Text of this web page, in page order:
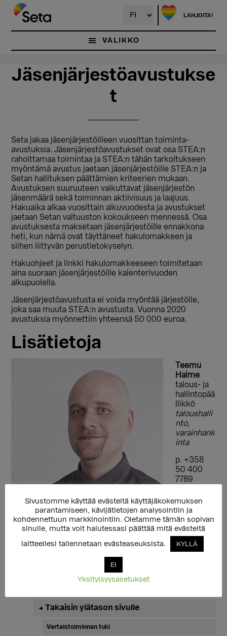
Hyppää
pääsisältöön
Hyppää
ensisijaiseen
sivupalkkiin
LAHJOITA!
VALIKKO
Jäsenjärjestöavustukse
t
Seta jakaa jäsenjärjestöilleen vuosittan toiminta-
avustuksia. Jäsenjärjestöavustukset ovat osa STEA:n
rahoittamaa toimintaa ja STEA:n tähän tarkoitukseen
myöntämä avustus jaetaan jäsenjärjestöille STEA:n ja
Setan hallituksen päättämien kriteerien mukaan.
Avustuksen suuruuteen vaikuttavat jäsenjärjestön
jäsenmäärä sekä toiminnan aktiivisuus ja laajuus.
Hakuaika alkaa vuosittain alkuvuodesta ja avustukset
jaetaan Setan valtuuston kokoukseen mennessä. Osa
avustuksesta maksetaan jäsenjärjestöille ennakkona
heti, kun nämä ovat täyttäneet hakulomakkeen ja
siihen liittyvän perustietokyselyn.
Hakuohjeet ja linkki hakulomakkeeseen toimitetaan
aina suoraan jäsenjärjestöille kalenterivuoden
alkupuolella.
Jäsenjärjestöavustusta ei voida myöntää järjestölle,
joka saa muuta STEA:n avustusta. Vuonna 2020
avustuksia myönnettiin yhteensä 50 000 euroa.
Lisätietoja
Teemu
Halme
talous- ja
hallintopää
llikkö
taloushalli
nto,
varainhank
inta
p. +358
50 400
7789
me@seta.f
i
Ensisijainen
sivupalkki
◄ Takaisin ylätason sivulle
Vertaistoiminnan tuki
Sivustomme käyttää evästeitä käyttäjäkokemuksen
parantamiseen, kävijätietojen analysointiin ja
kohdennettuun markkinointiin. Oletamme tämän sopivan
sinulle, mutta voit halutessasi päättää mitä evästeitä
laitteellesi tallennetaan evästeaseuksista.
KYLLÄ
EI
Yksityisyysasetukset